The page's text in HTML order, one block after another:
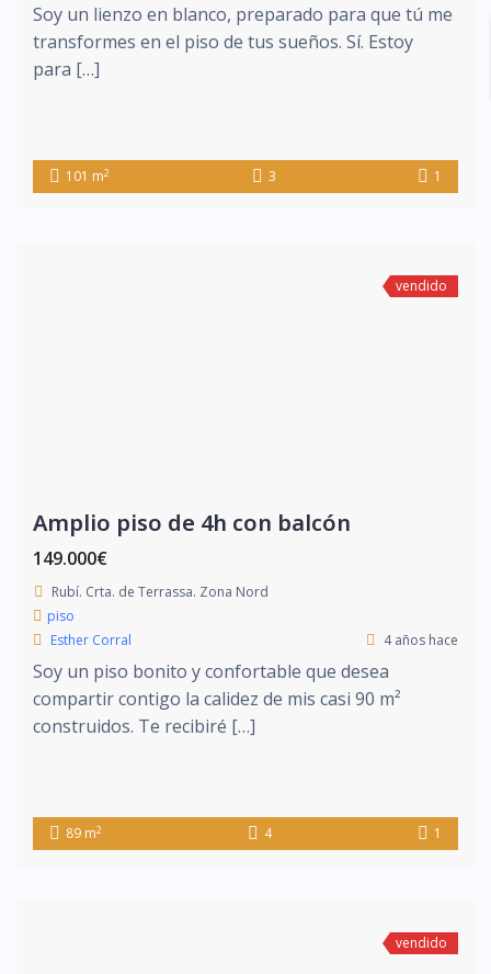
Soy un lienzo en blanco, preparado para que tú me
transformes en el piso de tus sueños. Sí. Estoy
para […]
101 m2 3 1
vendido
Amplio piso de 4h con balcón
149.000€
Rubí. Crta. de Terrassa. Zona Nord
piso
Esther Corral
4 años hace
Soy un piso bonito y confortable que desea
compartir contigo la calidez de mis casi 90 m²
construidos. Te recibiré […]
89 m2 4 1
vendido